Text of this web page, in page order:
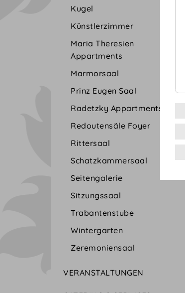
Kugel
Künstlerzimmer
Maria Theresien
Appartments
Marmorsaal
Prinz Eugen Saal
Radetzky Appartments
Redoutensäle Foyer
Rittersaal
Schatzkammersaal
Seitengalerie
Sitzungssaal
Trabantenstube
Wintergarten
Zeremoniensaal
VERANSTALTUNGEN